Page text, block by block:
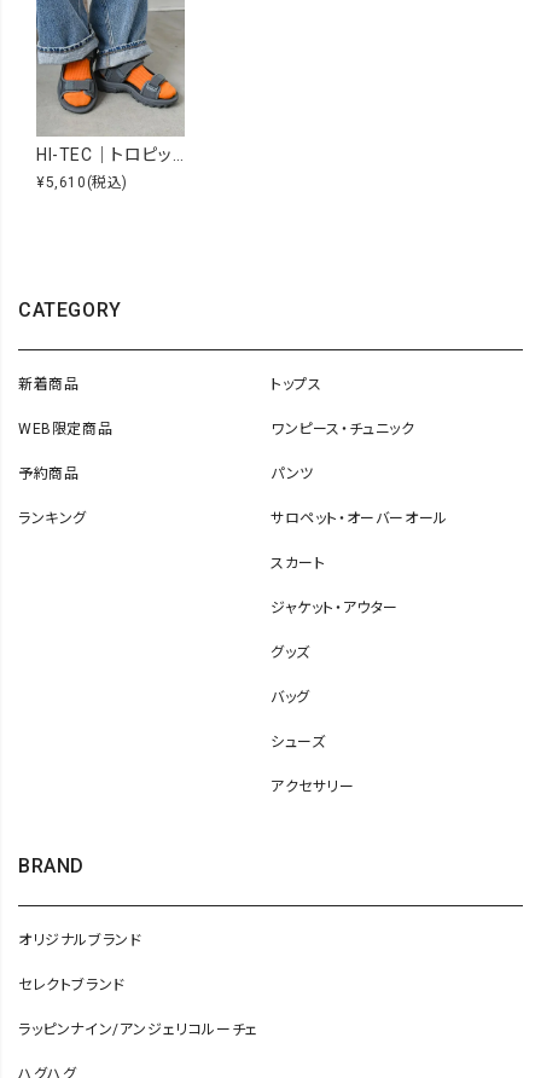
HI-TEC｜トロピック [[5712/53240487]][C]
¥5,610 (税込)
CATEGORY
新着商品
WEB限定商品
予約商品
ランキング
トップス
ワンピース・チュニック
パンツ
サロペット・オーバーオール
スカート
ジャケット・アウター
グッズ
バッグ
シューズ
アクセサリー
BRAND
オリジナルブランド
セレクトブランド
ラッピンナイン/アンジェリコルーチェ